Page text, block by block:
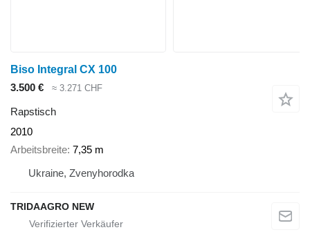
Biso Integral CX 100
3.500 €
≈ 3.271 CHF
Rapstisch
2010
Arbeitsbreite 7,35 m
Ukraine, Zvenyhorodka
TRIDAAGRO NEW